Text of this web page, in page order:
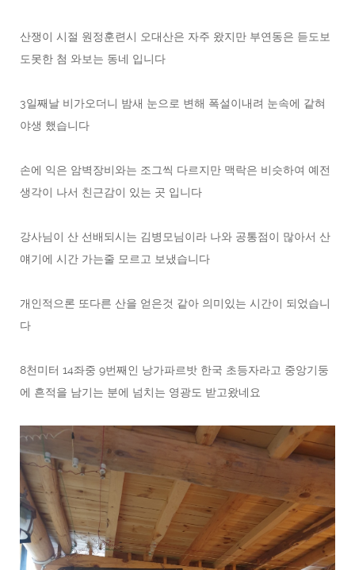
산쟁이 시절 원정훈련시 오대산은 자주 왔지만 부연동은 듣도보
도못한 첨 와보는 동네 입니다
3일째날 비가오더니 밤새 눈으로 변해 폭설이내려 눈속에 같혀
야생 했습니다
손에 익은 암벽장비와는 조그씩 다르지만 맥락은 비슷하여 예전
생각이 나서 친근감이 있는 곳 입니다
강사님이 산 선배되시는 김병모님이라 나와 공통점이 많아서 산
얘기에 시간 가는줄 모르고 보냈습니다
개인적으론 또다른 산을 얻은것 같아 의미있는 시간이 되었습니
다
8천미터 14좌중 9번째인 낭가파르밧 한국 초등자라고 중앙기둥
에 흔적을 남기는 분에 넘치는 영광도 받고왔네요